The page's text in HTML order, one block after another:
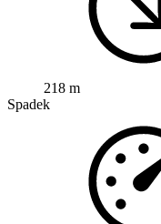
218 m
Spadek